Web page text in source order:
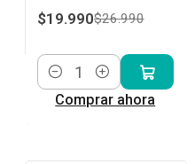
$19.990$26.990
Cantidad
Comprar ahora